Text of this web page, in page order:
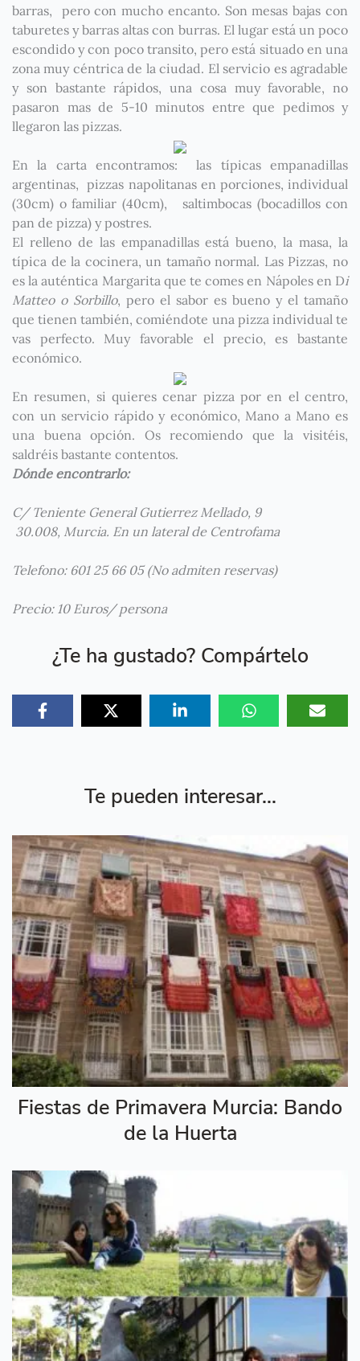
barras, pero con mucho encanto. Son mesas bajas con
taburetes y barras altas con burras. El lugar está un poco
escondido y con poco transito, pero está situado en una
zona muy céntrica de la ciudad. El servicio es agradable
y son bastante rápidos, una cosa muy favorable, no
pasaron mas de 5-10 minutos entre que pedimos y
llegaron las pizzas.
En la carta encontramos: las típicas empanadillas
argentinas, pizzas napolitanas en porciones, individual
(30cm) o familiar (40cm), saltimbocas (bocadillos con
pan de pizza) y postres.
El relleno de las empanadillas está bueno, la masa, la
típica de la cocinera, un tamaño normal. Las Pizzas, no
es la auténtica Margarita que te comes en Nápoles en Di
Matteo o Sorbillo, pero el sabor es bueno y el tamaño
que tienen también, comiéndote una pizza individual te
vas perfecto. Muy favorable el precio, es bastante
económico.
En resumen, si quieres cenar pizza por en el centro,
con un servicio rápido y económico, Mano a Mano es
una buena opción. Os recomiendo que la visitéis,
saldréis bastante contentos.
Dónde encontrarlo:
C/ Teniente General Gutierrez Mellado, 9
30.008, Murcia. En un lateral de Centrofama
Telefono: 601 25 66 05 (No admiten reservas)
Precio: 10 Euros/ persona
¿Te ha gustado? Compártelo
Te pueden interesar...
Fiestas de Primavera Murcia: Bando
de la Huerta